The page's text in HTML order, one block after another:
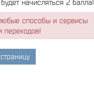
начисляться 2 балла!
способы и сервисы
переходов!